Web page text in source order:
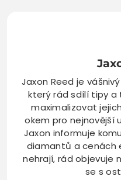
Jaxon Reed je
který rád sdílí tipy a
maximalizovat
okem pro nejnovější
Jaxon informuje
diamantů a cenách
nehrají, rád objevuje
se s